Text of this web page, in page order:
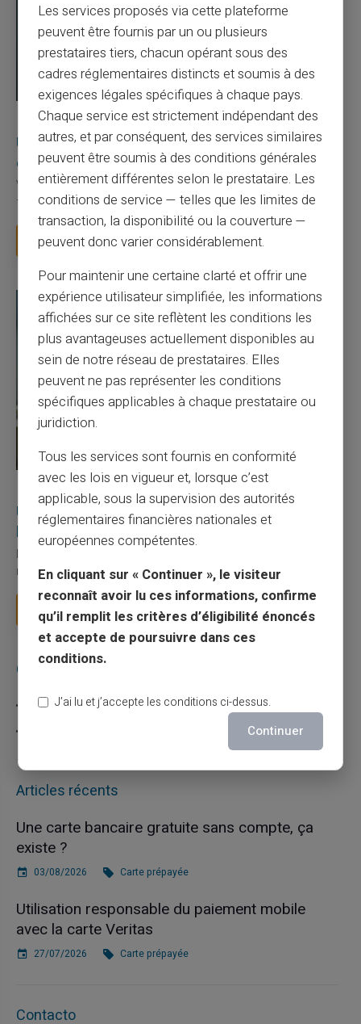
03/08/2026 Veritas Carte prépayée
Une carte bancaire gratuite sans compte, ça
existe ?
Vous avez tapé cette recherche parce que votre banque vous
facture 50 € par an pour une carte que vo...
Lire la suite
Veritas Carte prépayée
Utilisation responsable du paiement mobile avec
la carte Veritas
Le paiement mobile s'est imposé dans les habitudes quotidiennes,
mais il appelle des réflexes pour é...
Lire la suite
Catégories
Carte prépayée
Articles récents
Une carte bancaire gratuite sans compte, ça
existe ?
03/08/2026 Carte prépayée
Utilisation responsable du paiement mobile
avec la carte Veritas
27/07/2026 Carte prépayée
Contacto
Les services proposés via cette plateforme
peuvent être fournis par un ou plusieurs
prestataires tiers, chacun opérant sous des
cadres réglementaires distincts et soumis à des
exigences légales spécifiques à chaque pays.
Chaque service est strictement indépendant des
autres, et par conséquent, des services similaires
peuvent être soumis à des conditions générales
entièrement différentes selon le prestataire. Les
conditions de service — telles que les limites de
transaction, la disponibilité ou la couverture —
peuvent donc varier considérablement.
Pour maintenir une certaine clarté et offrir une
expérience utilisateur simplifiée, les informations
affichées sur ce site reflètent les conditions les
plus avantageuses actuellement disponibles au
sein de notre réseau de prestataires. Elles
peuvent ne pas représenter les conditions
spécifiques applicables à chaque prestataire ou
juridiction.
Tous les services sont fournis en conformité
avec les lois en vigueur et, lorsque c’est
applicable, sous la supervision des autorités
réglementaires financières nationales et
européennes compétentes.
En cliquant sur « Continuer », le visiteur
reconnaît avoir lu ces informations, confirme
qu’il remplit les critères d’éligibilité énoncés
et accepte de poursuivre dans ces
conditions.
J’ai lu et j’accepte les conditions ci-dessus.
Continuer